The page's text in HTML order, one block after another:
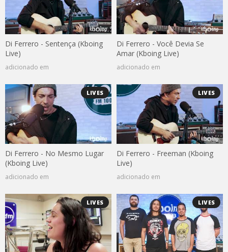
Di Ferrero - Sentença (Kboing
Live)
adicionado em
Di Ferrero - Você Devia Se
Amar (Kboing Live)
adicionado em
LIVES
Di Ferrero - No Mesmo Lugar
(Kboing Live)
adicionado em
LIVES
Di Ferrero - Freeman (Kboing
Live)
adicionado em
LIVES LIVES